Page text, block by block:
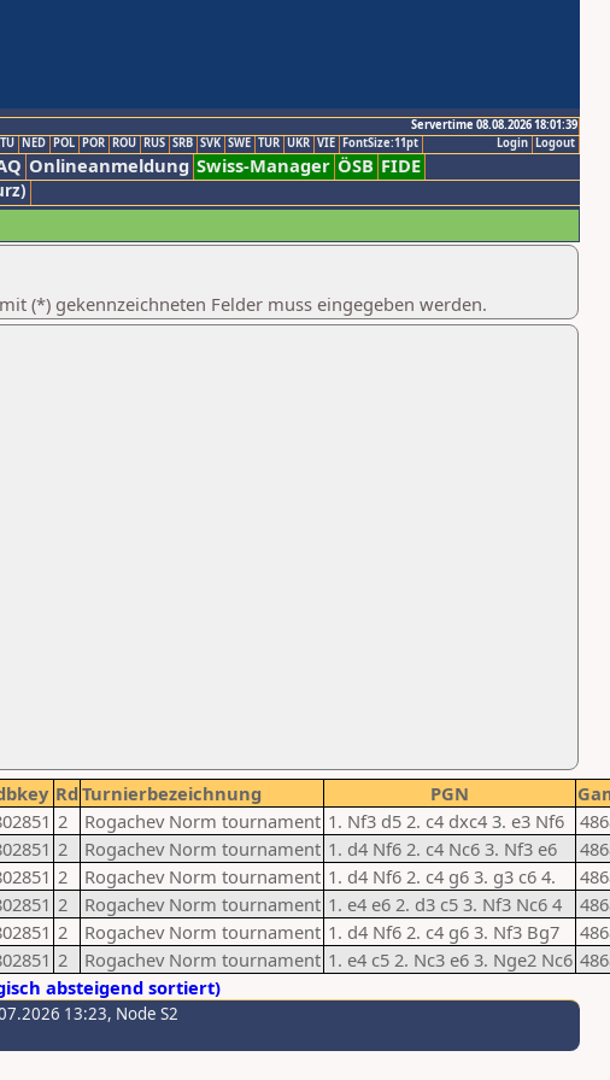
Servertime 08.08.2026 18:01:39
Logout
Login
NED POL POR ROU RUS SRB SVK SWE TUR UKR VIE FontSize:11pt
Onlineanmeldung Swiss-Manager ÖSB FIDE
(*) gekennzeichneten Felder muss eingegeben werden.
Rd Turnierbezeichnung PGN
2 Rogachev Norm tournament 1. Nf3 d5 2. c4 dxc4 3. e3 Nf6
2 Rogachev Norm tournament 1. d4 Nf6 2. c4 Nc6 3. Nf3 e6
2 Rogachev Norm tournament 1. d4 Nf6 2. c4 g6 3. g3 c6 4.
2 Rogachev Norm tournament 1. e4 e6 2. d3 c5 3. Nf3 Nc6 4
2 Rogachev Norm tournament 1. d4 Nf6 2. c4 g6 3. Nf3 Bg7
2 Rogachev Norm tournament 1. e4 c5 2. Nc3 e6 3. Nge2 Nc6
absteigend sortiert)
13:23, Node S2